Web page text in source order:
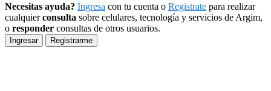
Necesitas ayuda? Ingresa con tu cuenta o Registrate para realizar
cualquierconsulta sobre celulares, tecnología y servicios de Argim,
o responder consultas de otros usuarios.
Ingresar Registrarme